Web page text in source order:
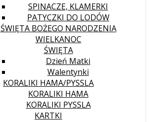
SPINACZE, KLAMERKI
PATYCZKI DO LODÓW
ŚWIĘTA BOŻEGO NARODZENIA
WIELKANOC
ŚWIĘTA
Dzień Matki
Walentynki
KORALIKI HAMA/PYSSLA
KORALIKI HAMA
KORALIKI PYSSLA
KARTKI